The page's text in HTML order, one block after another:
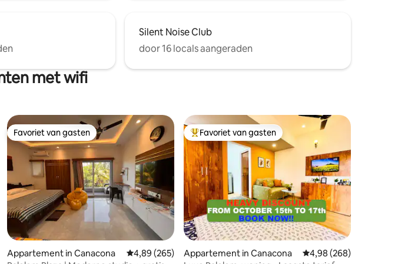
Silent Noise Club
door 16 locals aangeraden
met wifi
van 4,96 uit 5, 383 recensies
Favoriet van gasten
Favoriet van gasten
Appartement in Canacona Gemiddelde beoordeling van 4,89 uit 5, 265 recensies
4,89 (265)
Topfavoriet van gasten
Favoriet van gasten
Appartement in Canacona Gemiddelde
4,98 (268)